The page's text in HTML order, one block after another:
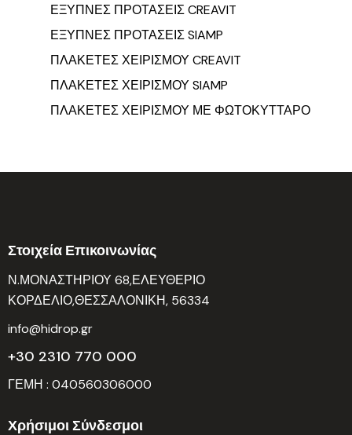
ΕΞΥΠΝΕΣ ΠΡΟΤΑΣΕΙΣ CREAVIT
ΕΞΥΠΝΕΣ ΠΡΟΤΑΣΕΙΣ SIAMP
ΠΛΑΚΕΤΕΣ ΧΕΙΡΙΣΜΟΥ CREAVIT
ΠΛΑΚΕΤΕΣ ΧΕΙΡΙΣΜΟΥ SIAMP
ΠΛΑΚΕΤΕΣ ΧΕΙΡΙΣΜΟΥ ΜΕ ΦΩΤΟΚΥΤΤΑΡΟ
Στοιχεία Επικοινωνίας
Ν.ΜΟΝΑΣΤΗΡΙΟΥ 68,ΕΛΕΥΘΕΡΙΟ
ΚΟΡΔΕΛΙΟ,ΘΕΣΣΑΛΟΝΙΚΗ, 56334
info@hidrop.gr
+30 2310 770 000
ΓΕΜΗ : 040560306000
Χρήσιμοι Σύνδεσμοι